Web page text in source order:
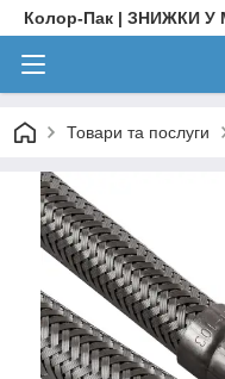
Колор-Пак | ЗНИЖКИ У
Товари та послуги